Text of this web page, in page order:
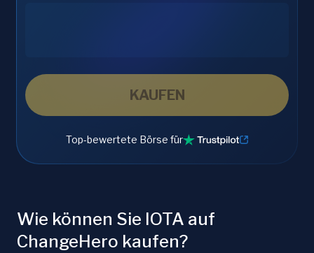
KAUFEN
Top-bewertete Börse für
Wie können Sie IOTA auf
ChangeHero kaufen?